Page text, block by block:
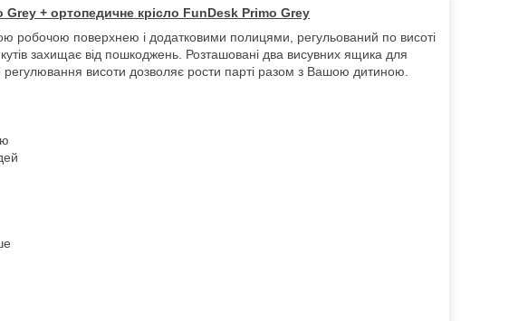
+ ортопедичне крісло FunDesk Primo Grey
робочою поверхнею і додатковими полицями, регульований по висоті
захищає від пошкоджень. Розташовані два висувних ящика для
регулювання висоти дозволяє рости парті разом з Вашою дитиною.